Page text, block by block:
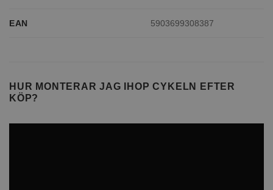
EAN 5903699308387
HUR MONTERAR JAG IHOP CYKELN EFTER
KÖP?